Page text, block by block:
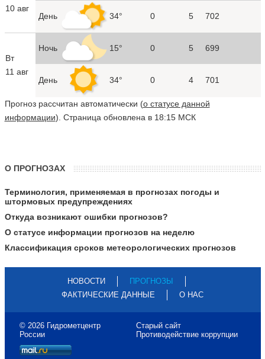
10 авг
День 34° 0 5 702
Вт
11 авг
Ночь 15° 0 5 699
День 34° 0 4 701
Прогноз рассчитан автоматически (о статусе данной
информации). Страница обновлена в 18:15 МСК
О ПРОГНОЗАХ
Терминология, применяемая в прогнозах погоды и
штормовых предупреждениях
Откуда возникают ошибки прогнозов?
О статусе информации прогнозов на неделю
Классификация сроков метеорологических прогнозов
НОВОСТИ
ПРОГНОЗЫ
ФАКТИЧЕСКИЕ ДАННЫЕ
О НАС
© 2026 Гидрометцентр
России
Старый сайт
Противодействие коррупции